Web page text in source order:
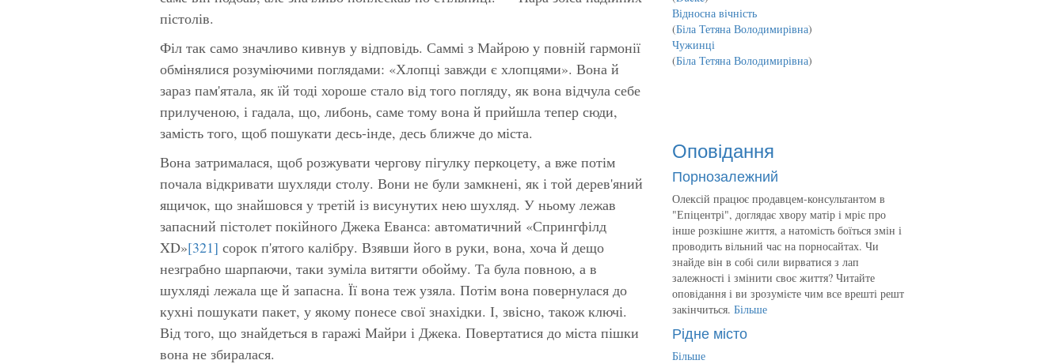
пістолів.
Філ так само значливо кивнув у відповідь. Саммі з Майрою у повній гармонії
обмінялися розуміючими поглядами: «Хлопці завжди є хлопцями». Вона й
зараз пам'ятала, як їй тоді хороше стало від того погляду, як вона відчула себе
прилученою, і гадала, що, либонь, саме тому вона й прийшла тепер сюди,
замість того, щоб пошукати десь-інде, десь ближче до міста.
Вона затрималася, щоб розжувати чергову пігулку перкоцету, а вже потім
почала відкривати шухляди столу. Вони не були замкнені, як і той дерев'яний
ящичок, що знайшовся у третій із висунутих нею шухляд. У ньому лежав
запасний пістолет покійного Джека Еванса: автоматичний «Спрингфілд
XD»[321] сорок п'ятого калібру. Взявши його в руки, вона, хоча й дещо
незграбно шарпаючи, таки зуміла витягти обойму. Та була повною, а в
шухляді лежала ще й запасна. Її вона теж узяла. Потім вона повернулася до
кухні пошукати пакет, у якому понесе свої знахідки. І, звісно, також ключі.
Від того, що знайдеться в гаражі Майри і Джека. Повертатися до міста пішки
вона не збиралася.
Відносна вічність
(Біла Тетяна Володимирівна)
Чужинці
(Біла Тетяна Володимирівна)
Оповідання
Порнозалежний
Олексій працює продавцем-консультантом в
"Епіцентрі", доглядає хвору матір і мріє про
інше розкішне життя, а натомість боїться змін і
проводить вільний час на порносайтах. Чи
знайде він в собі сили вирватися з лап
залежності і змінити своє життя? Читайте
оповідання і ви зрозумієте чим все врешті решт
закінчиться. Більше
Рідне місто
Більше